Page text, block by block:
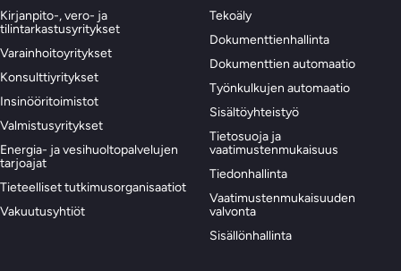
Kirjanpito-, vero- ja
tilintarkastusyritykset
Varainhoitoyritykset
Konsulttiyritykset
Insinööritoimistot
Valmistusyritykset
Energia- ja vesihuoltopalvelujen
tarjoajat
Tieteelliset tutkimusorganisaatiot
Vakuutusyhtiöt
Tekoäly
Dokumenttienhallinta
Dokumenttien automaatio
Työnkulkujen automaatio
Sisältöyhteistyö
Tietosuoja ja
vaatimustenmukaisuus
Tiedonhallinta
Vaatimustenmukaisuuden
valvonta
Sisällönhallinta